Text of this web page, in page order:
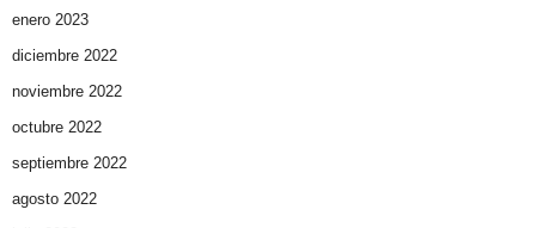
enero 2023
diciembre 2022
noviembre 2022
octubre 2022
septiembre 2022
agosto 2022